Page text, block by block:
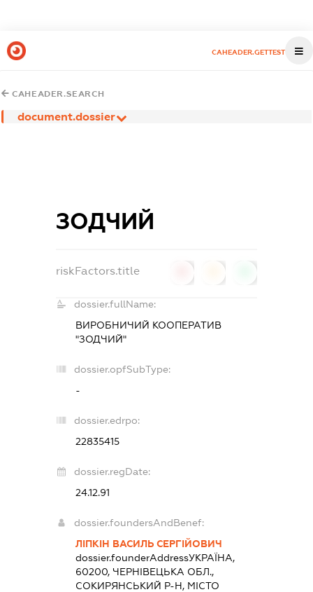
CAHEADER.GETTEST
CAHEADER.SEARCH
document.dossier
ЗОДЧИЙ
riskFactors.title
dossier.fullName:
ВИРОБНИЧИЙ КООПЕРАТИВ
"ЗОДЧИЙ"
dossier.opfSubType:
-
dossier.edrpo:
22835415
dossier.regDate:
24.12.91
dossier.foundersAndBenef:
ЛІПКІН ВАСИЛЬ СЕРГІЙОВИЧ
dossier.founderAddressУКРАЇНА,
60200, ЧЕРНІВЕЦЬКА ОБЛ.,
СОКИРЯНСЬКИЙ Р-Н, МІСТО